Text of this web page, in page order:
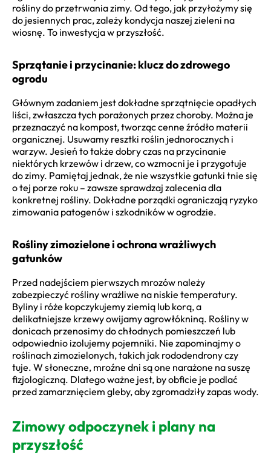
rośliny do przetrwania zimy. Od tego, jak przyłożymy się
do jesiennych prac, zależy kondycja naszej zieleni na
wiosnę. To inwestycja w przyszłość.
Sprzątanie i przycinanie: klucz do zdrowego
ogrodu
Głównym zadaniem jest dokładne sprzątnięcie opadłych
liści, zwłaszcza tych porażonych przez choroby. Można je
przeznaczyć na kompost, tworząc cenne źródło materii
organicznej. Usuwamy resztki roślin jednorocznych i
warzyw. Jesień to także dobry czas na przycinanie
niektórych krzewów i drzew, co wzmocni je i przygotuje
do zimy. Pamiętaj jednak, że nie wszystkie gatunki tnie się
o tej porze roku – zawsze sprawdzaj zalecenia dla
konkretnej rośliny. Dokładne porządki ograniczają ryzyko
zimowania patogenów i szkodników w ogrodzie.
Rośliny zimozielone i ochrona wrażliwych
gatunków
Przed nadejściem pierwszych mrozów należy
zabezpieczyć rośliny wrażliwe na niskie temperatury.
Byliny i róże kopczykujemy ziemią lub korą, a
delikatniejsze krzewy owijamy agrowłókniną. Rośliny w
donicach przenosimy do chłodnych pomieszczeń lub
odpowiednio izolujemy pojemniki. Nie zapominajmy o
roślinach zimozielonych, takich jak rododendrony czy
tuje. W słoneczne, mroźne dni są one narażone na suszę
fizjologiczną. Dlatego ważne jest, by obficie je podlać
przed zamarznięciem gleby, aby zgromadziły zapas wody.
Zimowy odpoczynek i plany na
przyszłość